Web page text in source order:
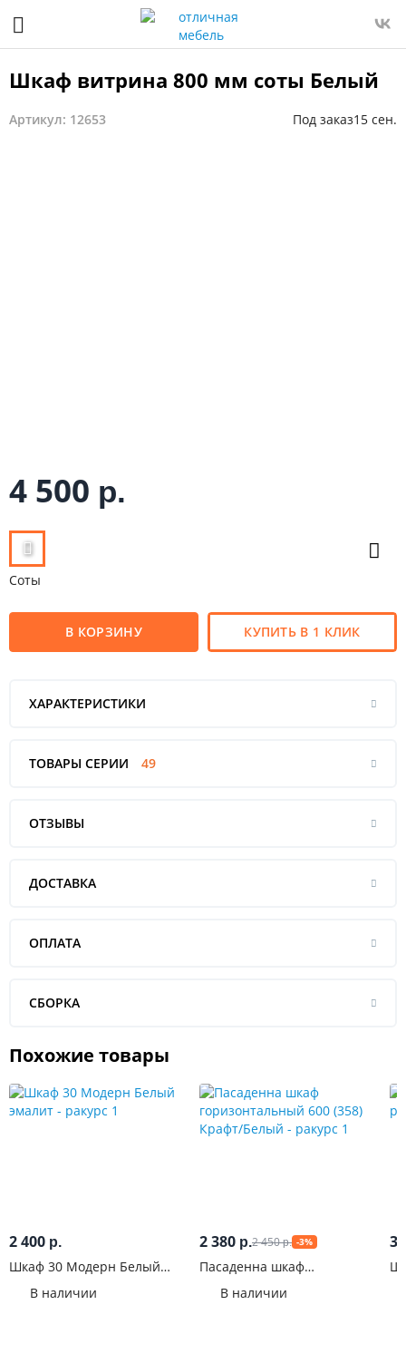
Шкаф витрина 800 мм соты Белый
Артикул: 12653 Под заказ15 сен.
4 500 р.
Соты
В КОРЗИНУ КУПИТЬ В 1 КЛИК
ХАРАКТЕРИСТИКИ
ТОВАРЫ СЕРИИ 49
ОТЗЫВЫ
ДОСТАВКА
ОПЛАТА
СБОРКА
Похожие товары
2 400 р.
Шкаф 30 Модерн Белый
В наличии
2 380 р.2 450р. -3%
Пасаденна шкаф
Крафт/Белый
В наличии
3